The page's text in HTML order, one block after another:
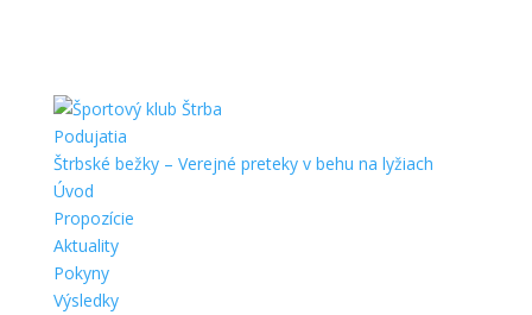
Podujatia
Štrbské bežky – Verejné preteky v behu na lyžiach
Úvod
Propozície
Aktuality
Pokyny
Výsledky